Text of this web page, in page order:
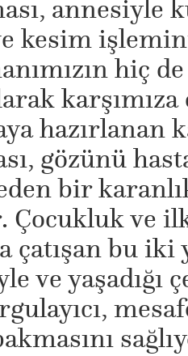
kesim
hiç
karşımıza
hazırlanan
gözünü
bir
Çocukluk ve
çatışan bu iki
ve yaşadığı